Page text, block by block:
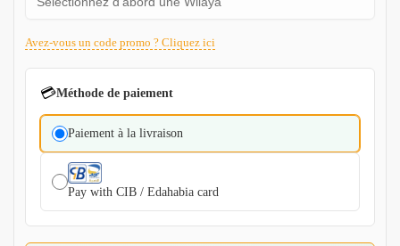
Avez-vous un code promo ? Cliquez ici
💳Méthode de paiement
Paiement à la livraison
Pay with CIB / Edahabia card